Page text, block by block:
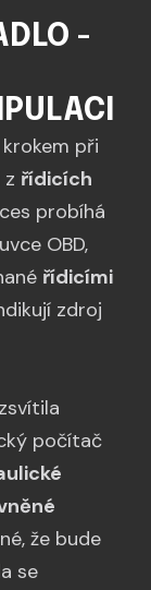
-
při
řídicích
probíhá
OBD,
řídicími
zdroj
počítač
že bude
se